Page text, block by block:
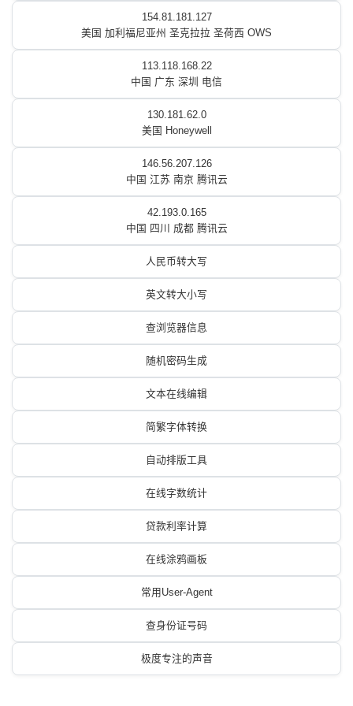
154.81.181.127
美国 加利福尼亚州 圣克拉拉 圣荷西 OWS
113.118.168.22
中国 广东 深圳 电信
130.181.62.0
美国 Honeywell
146.56.207.126
中国 江苏 南京 腾讯云
42.193.0.165
中国 四川 成都 腾讯云
人民币转大写
英文转大小写
查浏览器信息
随机密码生成
文本在线编辑
简繁字体转换
自动排版工具
在线字数统计
贷款利率计算
在线涂鸦画板
常用User-Agent
查身份证号码
极度专注的声音